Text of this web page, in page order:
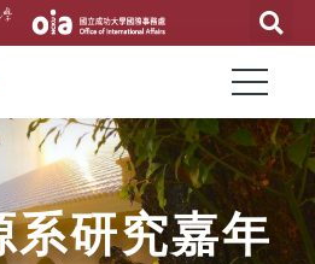
系研究嘉年